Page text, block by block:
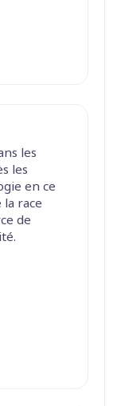
les
les
en ce
race
de